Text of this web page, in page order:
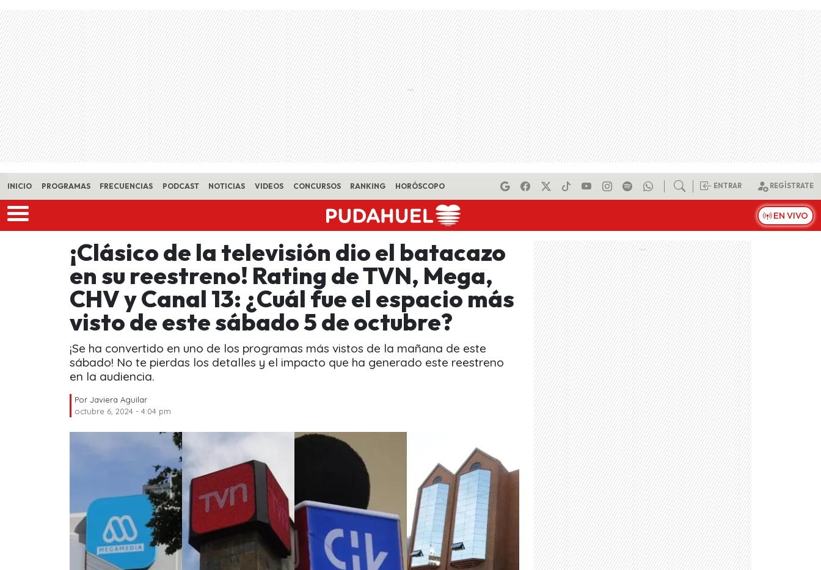
Skip to main content
INICIO PROGRAMAS FRECUENCIAS PODCAST NOTICIAS VIDEOS CONCURSOS RANKING HORÓSCOPO ENTRAR REGÍSTRATE
EN VIVO
¡Clásico de la televisión dio el batacazo
en su reestreno! Rating de TVN, Mega,
CHV y Canal 13: ¿Cuál fue el espacio más
visto de este sábado 5 de octubre?
¡Se ha convertido en uno de los programas más vistos de la mañana de este
sábado! No te pierdas los detalles y el impacto que ha generado este reestreno
en la audiencia.
Por Javiera Aguilar
octubre 6, 2024 - 4:04 pm